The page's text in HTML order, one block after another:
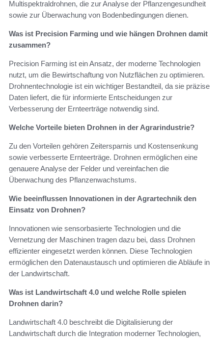
Multispektraldrohnen, die zur Analyse der Pflanzengesundheit
sowie zur Überwachung von Bodenbedingungen dienen.
Was ist Precision Farming und wie hängen Drohnen damit
zusammen?
Precision Farming ist ein Ansatz, der moderne Technologien
nutzt, um die Bewirtschaftung von Nutzflächen zu optimieren.
Drohnentechnologie ist ein wichtiger Bestandteil, da sie präzise
Daten liefert, die für informierte Entscheidungen zur
Verbesserung der Ernteerträge notwendig sind.
Welche Vorteile bieten Drohnen in der Agrarindustrie?
Zu den Vorteilen gehören Zeitersparnis und Kostensenkung
sowie verbesserte Ernteerträge. Drohnen ermöglichen eine
genauere Analyse der Felder und vereinfachen die
Überwachung des Pflanzenwachstums.
Wie beeinflussen Innovationen in der Agrartechnik den
Einsatz von Drohnen?
Innovationen wie sensorbasierte Technologien und die
Vernetzung der Maschinen tragen dazu bei, dass Drohnen
effizienter eingesetzt werden können. Diese Technologien
ermöglichen den Datenaustausch und optimieren die Abläufe in
der Landwirtschaft.
Was ist Landwirtschaft 4.0 und welche Rolle spielen
Drohnen darin?
Landwirtschaft 4.0 beschreibt die Digitalisierung der
Landwirtschaft durch die Integration moderner Technologien,